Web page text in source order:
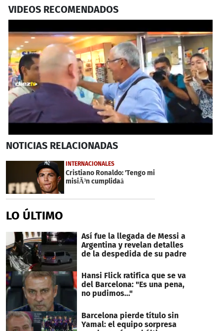
VIDEOS RECOMENDADOS
seconds
2
minutes,
seconds
NOTICIAS RELACIONADAS
INTERNACIONALES
Cristiano Ronaldo: 'Tengo mi
misiÃ³n cumplidaâ
LO ÚLTIMO
Así fue la llegada de Messi a
Argentina y revelan detalles
de la despedida de su padre
Hansi Flick ratifica que se va
del Barcelona: "Es una pena,
no pudimos..."
Barcelona pierde título sin
Yamal: el equipo sorpresa